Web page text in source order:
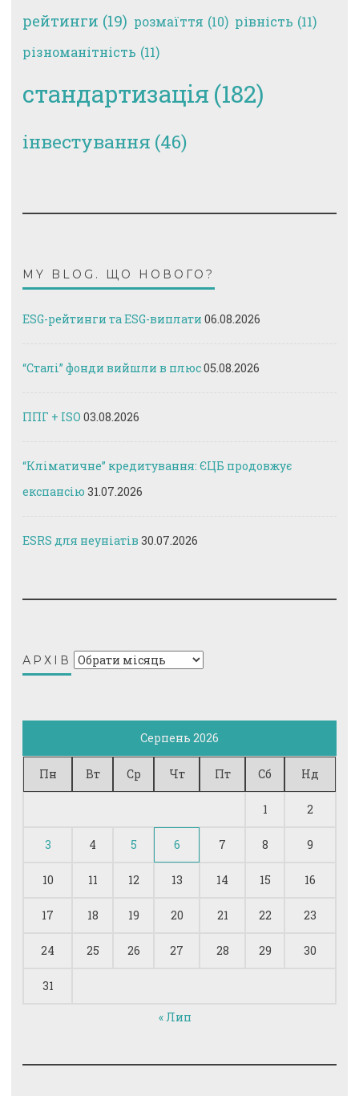
рейтинги (19) розмаїття (10) рівність (11)
різноманітність (11)
стандартизація (182)
інвестування (46)
MY BLOG. ЩО НОВОГО?
ESG-рейтинги та ESG-виплати 06.08.2026
“Сталі” фонди вийшли в плюс05.08.2026
ППГ + ISO 03.08.2026
“Кліматичне” кредитування: ЄЦБ продовжує
експансію 31.07.2026
ESRS для неуніатів 30.07.2026
АРХІВ Архів
Серпень 2026
Пн Вт Ср Чт Пт Сб Нд
1 2
3 4 5 6 7 8 9
10 11 12 13 14 15 16
17 18 19 20 21 22 23
24 25 26 27 28 29 30
31
« Лип